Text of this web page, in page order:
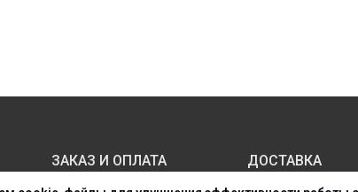
ЗАКАЗ И ОПЛАТА ДОСТАВКА